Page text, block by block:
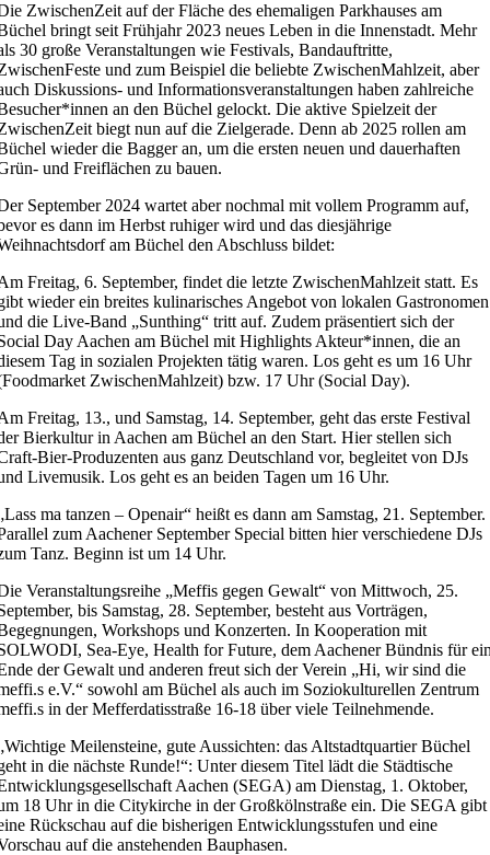
ZwischenZeit auf der Fläche des ehemaligen Parkhauses am
bringt seit Frühjahr 2023 neues Leben in die Innenstadt. Mehr
30 große Veranstaltungen wie Festivals, Bandauftritte,
und zum Beispiel die beliebte ZwischenMahlzeit, aber
Diskussions- und Informationsveranstaltungen haben zahlreiche
an den Büchel gelockt. Die aktive Spielzeit der
biegt nun auf die Zielgerade. Denn ab 2025 rollen am
wieder die Bagger an, um die ersten neuen und dauerhaften
und Freiflächen zu bauen.
September 2024 wartet aber nochmal mit vollem Programm auf,
es dann im Herbst ruhiger wird und das diesjährige
am Büchel den Abschluss bildet:
Freitag, 6. September, findet die letzte ZwischenMahlzeit statt. Es
wieder ein breites kulinarisches Angebot von lokalen Gastronomen
die Live-Band „Sunthing“ tritt auf. Zudem präsentiert sich der
Day Aachen am Büchel mit Highlights Akteur*innen, die an
Tag in sozialen Projekten tätig waren. Los geht es um 16 Uhr
ZwischenMahlzeit) bzw. 17 Uhr (Social Day).
Freitag, 13., und Samstag, 14. September, geht das erste Festival
Bierkultur in Aachen am Büchel an den Start. Hier stellen sich
Bier-Produzenten aus ganz Deutschland vor, begleitet von DJs
Livemusik. Los geht es an beiden Tagen um 16 Uhr.
ma tanzen – Openair“ heißt es dann am Samstag, 21. September.
zum Aachener September Special bitten hier verschiedene DJs
Tanz. Beginn ist um 14 Uhr.
Veranstaltungsreihe „Meffis gegen Gewalt“ von Mittwoch, 25.
bis Samstag, 28. September, besteht aus Vorträgen,
Workshops und Konzerten. In Kooperation mit
Sea-Eye, Health for Future, dem Aachener Bündnis für
der Gewalt und anderen freut sich der Verein „Hi, wir sind die
e.V.“ sowohl am Büchel als auch im Soziokulturellen Zentrum
in der Mefferdatisstraße 16-18 über viele Teilnehmende.
Meilensteine, gute Aussichten: das Altstadtquartier Büchel
in die nächste Runde!“: Unter diesem Titel lädt die Städtische
Aachen (SEGA) am Dienstag, 1. Oktober,
18 Uhr in die Citykirche in der Großkölnstraße ein. Die SEGA gibt
Rückschau auf die bisherigen Entwicklungsstufen und eine
auf die anstehenden Bauphasen.